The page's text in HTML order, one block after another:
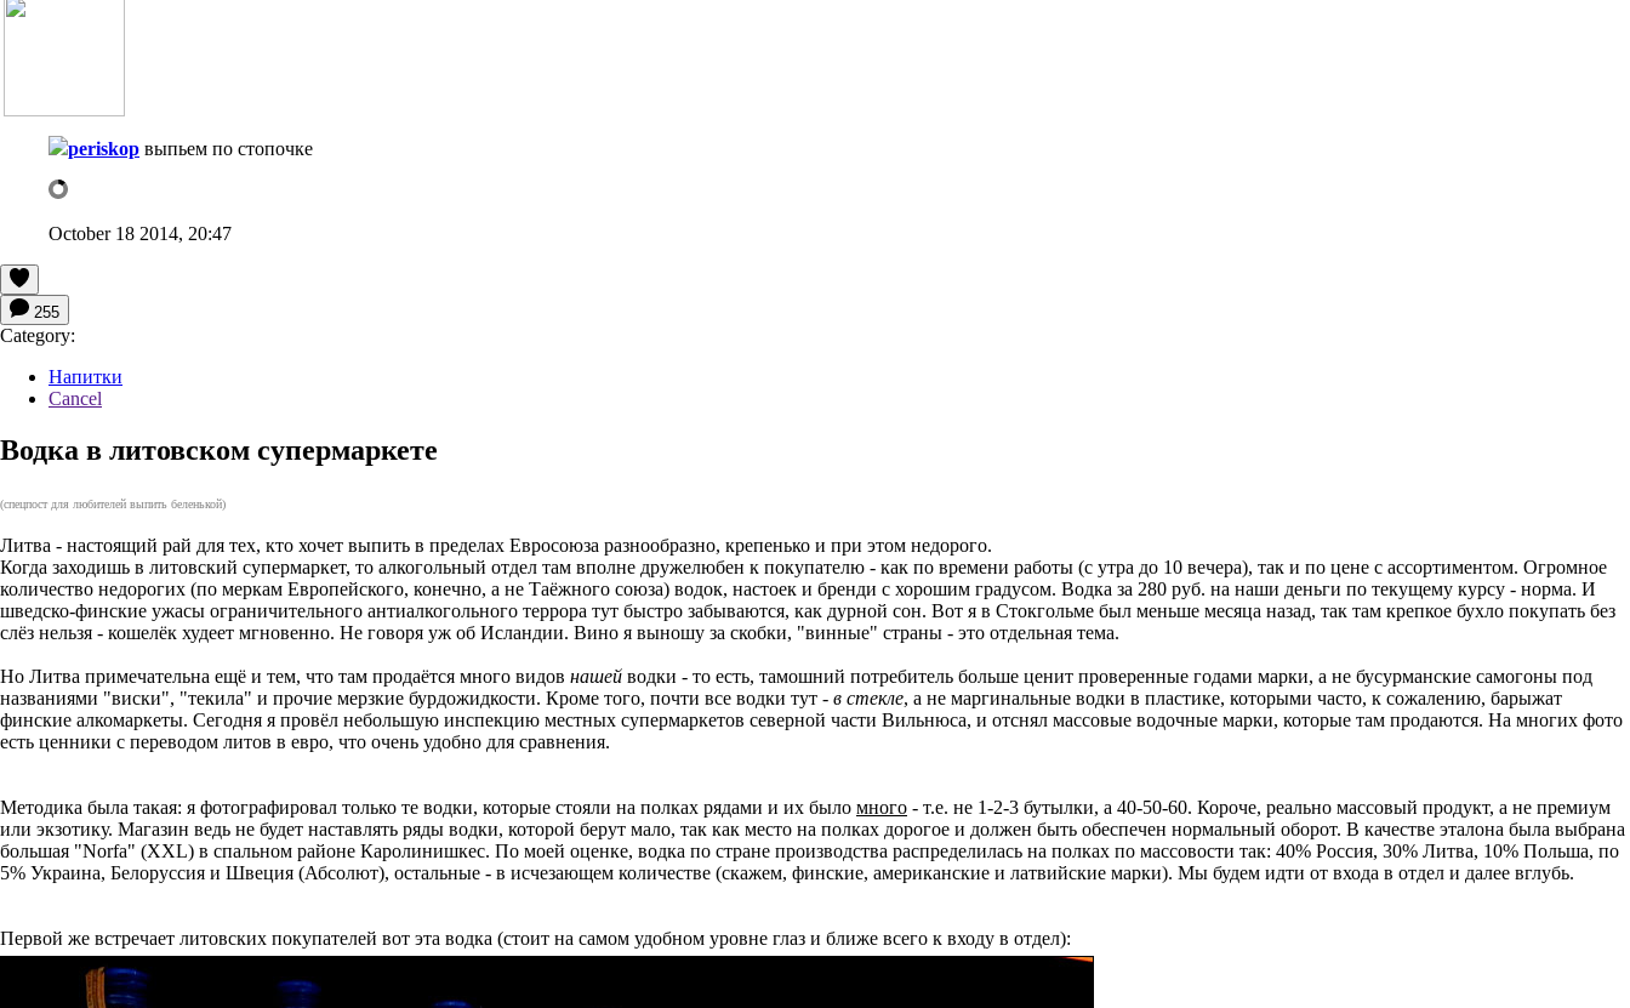
periskop выпьем по стопочке
October 18 2014, 20:47
255
Category:
Напитки
Cancel
Водка в литовском супермаркете
(спецпост для любителей выпить беленькой)
Литва - настоящий рай для тех, кто хочет выпить в пределах Евросоюза разнообразно, крепенько и при этом недорого.
Когда заходишь в литовский супермаркет, то алкогольный отдел там вполне дружелюбен к покупателю - как по времени работы (с утра до 10 вечера), так и по цене с ассортиментом. Огромное
количество недорогих (по меркам Европейского, конечно, а не Таёжного союза) водок, настоек и бренди с хорошим градусом. Водка за 280 руб. на наши деньги по текущему курсу - норма. И
шведско-финские ужасы ограничительного антиалкогольного террора тут быстро забываются, как дурной сон. Вот я в Стокгольме был меньше месяца назад, так там крепкое бухло покупать без
слёз нельзя - кошелёк худеет мгновенно. Не говоря уж об Исландии. Вино я выношу за скобки, "винные" страны - это отдельная тема.
Но Литва примечательна ещё и тем, что там продаётся много видов нашей водки - то есть, тамошний потребитель больше ценит проверенные годами марки, а не бусурманские самогоны под
названиями "виски", "текила" и прочие мерзкие бурдожидкости. Кроме того, почти все водки тут - в стекле, а не маргинальные водки в пластике, которыми часто, к сожалению, барыжат
финские алкомаркеты. Сегодня я провёл небольшую инспекцию местных супермаркетов северной части Вильнюса, и отснял массовые водочные марки, которые там продаются. На многих фото
есть ценники с переводом литов в евро, что очень удобно для сравнения.
Методика была такая: я фотографировал только те водки, которые стояли на полках рядами и их было много - т.е. не 1-2-3 бутылки, а 40-50-60. Короче, реально массовый продукт, а не премиум
или экзотику. Магазин ведь не будет наставлять ряды водки, которой берут мало, так как место на полках дорогое и должен быть обеспечен нормальный оборот. В качестве эталона была выбрана
большая "Norfa" (XXL) в спальном районе Каролинишкес. По моей оценке, водка по стране производства распределилась на полках по массовости так: 40% Россия, 30% Литва, 10% Польша, по
5% Украина, Белоруссия и Швеция (Абсолют), остальные - в исчезающем количестве (скажем, финские, американские и латвийские марки). Мы будем идти от входа в отдел и далее вглубь.
Первой же встречает литовских покупателей вот эта водка (стоит на самом удобном уровне глаз и ближе всего к входу в отдел):